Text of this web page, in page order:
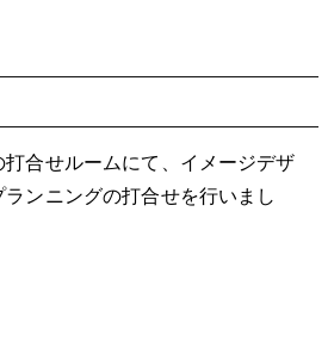
打合せルームにて、イメージデザ
ンニングの打合せを行いまし